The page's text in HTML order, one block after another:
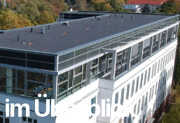
Überblick